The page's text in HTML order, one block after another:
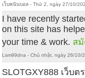
เว็บพนันบอล - Thứ 2, ngày 27/10/
I have recently
on this site has
your time & work. ส
Lsm99dna - Chủ nhật, ngày 26/10/
SLOTGXY888 เว็บต